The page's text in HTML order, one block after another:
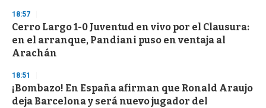
s
e
c
o
n
18:57
Cerro Largo 1-0 Juventud en vivo por el Clausura:
en el arranque, Pandiani puso en ventaja al
Arachán
18:51
¡Bombazo! En España afirman que Ronald Araujo
deja Barcelona y será nuevo jugador del